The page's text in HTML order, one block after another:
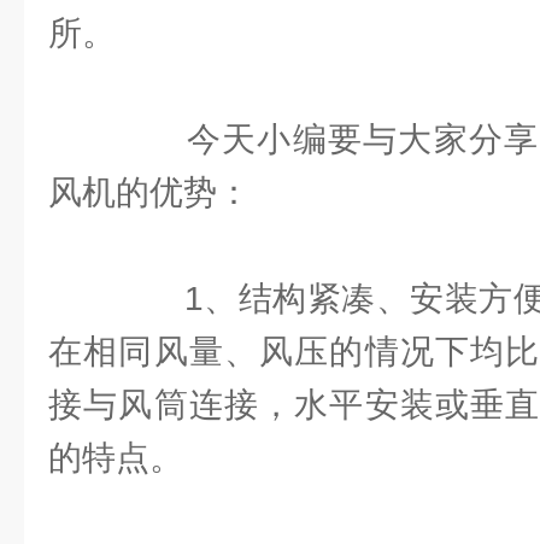
所。
今天小编要与大家分享
风机的优势：
1、结构紧凑、安装方便
在相同风量、风压的情况下均
接与风筒连接，水平安装或垂
的特点。